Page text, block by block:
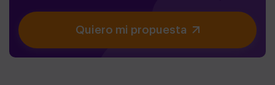
Quiero mi propuesta